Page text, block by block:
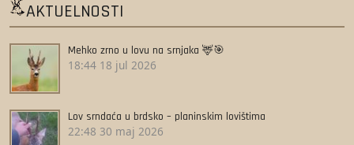
AKTUELNOSTI
Mehko zrno u lovu na srnjaka 🦌🎯
18:44 18 jul 2026
Lov srndaća u brdsko – planinskim lovištima
22:48 30 maj 2026